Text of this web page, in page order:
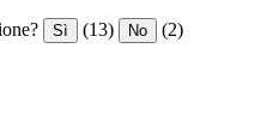
Sì (13) No (2)